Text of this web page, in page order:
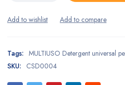
Tags: MULTIUSO Detergent universal
SKU: CSD0004